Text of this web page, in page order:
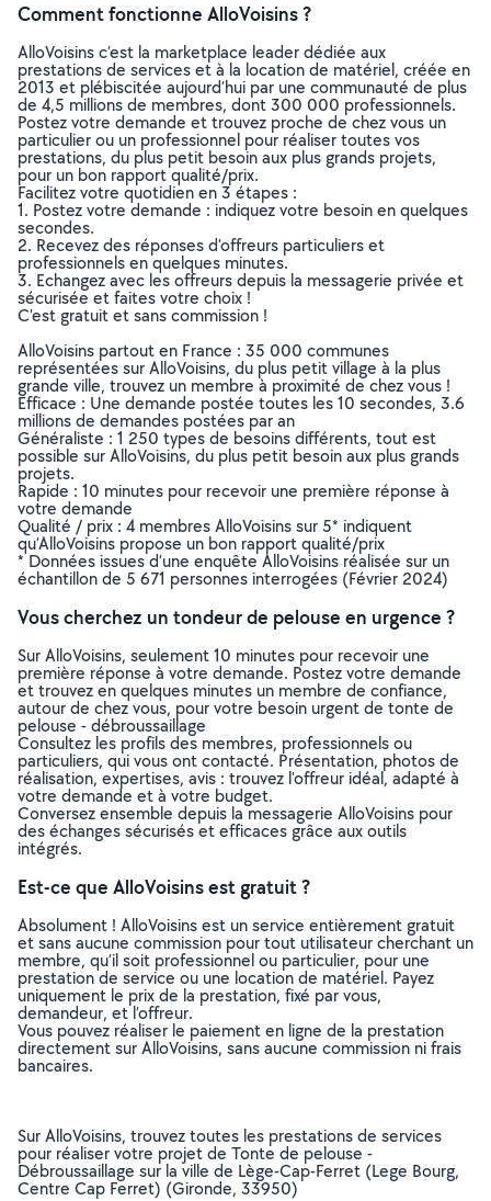
Comment fonctionne AlloVoisins ?
AlloVoisins c’est la marketplace leader dédiée aux
prestations de services et à la location de matériel, créée en
2013 et plébiscitée aujourd’hui par une communauté de plus
de 4,5 millions de membres, dont 300 000 professionnels.
Postez votre demande et trouvez proche de chez vous un
particulier ou un professionnel pour réaliser toutes vos
prestations, du plus petit besoin aux plus grands projets,
pour un bon rapport qualité/prix.
Facilitez votre quotidien en 3 étapes :
1. Postez votre demande : indiquez votre besoin en quelques
secondes.
2. Recevez des réponses d’offreurs particuliers et
professionnels en quelques minutes.
3. Echangez avec les offreurs depuis la messagerie privée et
sécurisée et faites votre choix !
C’est gratuit et sans commission !
AlloVoisins partout en France : 35 000 communes
représentées sur AlloVoisins, du plus petit village à la plus
grande ville, trouvez un membre à proximité de chez vous !
Efficace : Une demande postée toutes les 10 secondes, 3.6
millions de demandes postées par an
Généraliste : 1 250 types de besoins différents, tout est
possible sur AlloVoisins, du plus petit besoin aux plus grands
projets.
Rapide : 10 minutes pour recevoir une première réponse à
votre demande
Qualité / prix : 4 membres AlloVoisins sur 5* indiquent
qu’AlloVoisins propose un bon rapport qualité/prix
* Données issues d’une enquête AlloVoisins réalisée sur un
échantillon de 5 671 personnes interrogées (Février 2024)
Vous cherchez un tondeur de pelouse en urgence ?
Sur AlloVoisins, seulement 10 minutes pour recevoir une
première réponse à votre demande. Postez votre demande
et trouvez en quelques minutes un membre de confiance,
autour de chez vous, pour votre besoin urgent de tonte de
pelouse - débroussaillage
Consultez les profils des membres, professionnels ou
particuliers, qui vous ont contacté. Présentation, photos de
réalisation, expertises, avis : trouvez l'offreur idéal, adapté à
votre demande et à votre budget.
Conversez ensemble depuis la messagerie AlloVoisins pour
des échanges sécurisés et efficaces grâce aux outils
intégrés.
Est-ce que AlloVoisins est gratuit ?
Absolument ! AlloVoisins est un service entièrement gratuit
et sans aucune commission pour tout utilisateur cherchant un
membre, qu’il soit professionnel ou particulier, pour une
prestation de service ou une location de matériel. Payez
uniquement le prix de la prestation, fixé par vous,
demandeur, et l’offreur.
Vous pouvez réaliser le paiement en ligne de la prestation
directement sur AlloVoisins, sans aucune commission ni frais
bancaires.
Sur AlloVoisins, trouvez toutes les prestations de services
pour réaliser votre projet de Tonte de pelouse -
Débroussaillage sur la ville de Lège-Cap-Ferret (Lege Bourg,
Centre Cap Ferret) (Gironde, 33950)